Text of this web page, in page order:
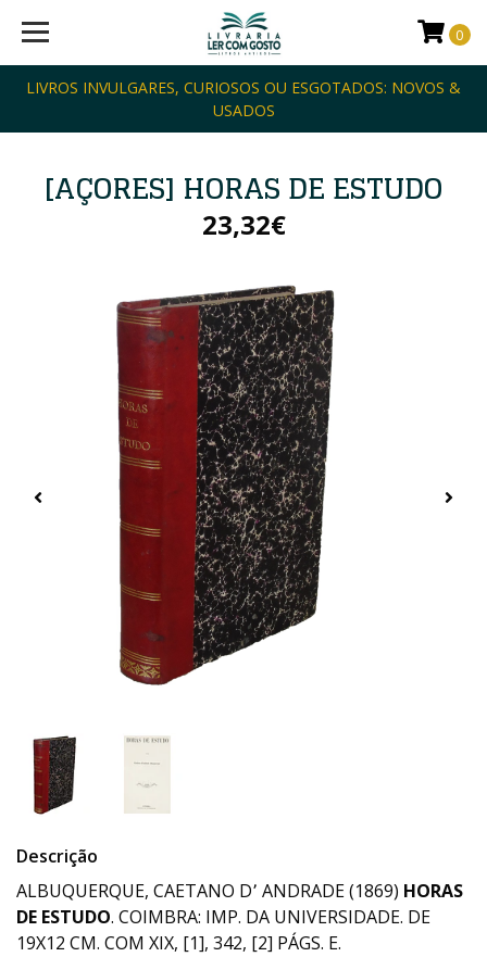
LIVROS INVULGARES, CURIOSOS OU ESGOTADOS: NOVOS &
USADOS
0
[AÇORES] HORAS DE ESTUDO
23,32€
Descrição
ALBUQUERQUE, CAETANO D՚ ANDRADE (1869) HORAS
DE ESTUDO. COIMBRA: IMP. DA UNIVERSIDADE. DE
19X12 CM. COM XIX, [1], 342, [2] PÁGS. E.